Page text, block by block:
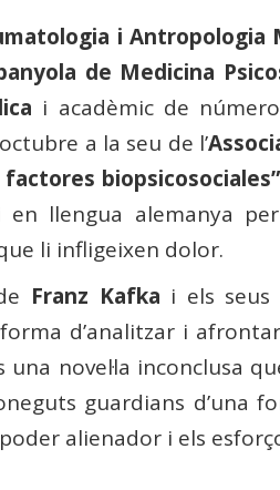
i Antropologia
de Medicina
i acadèmic de
a la seu de l’
biopsicosociales”
llengua alemanya
li infligeixen dolor.
Franz Kafka i els
d’analitzar i
una novel·la inconclusa
guardians d’una
alienador i els